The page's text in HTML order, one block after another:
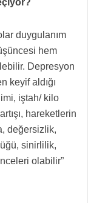
duygulanım
hem
Depresyon
keyif aldığı
iştah/ kilo
hareketlerin
değersizlik,
sinirlilik,
olabilir”